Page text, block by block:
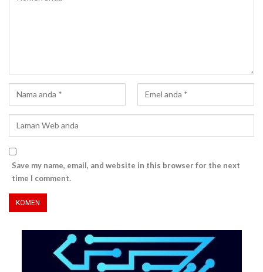
Save my name, email, and website in this browser for the next
time I comment.